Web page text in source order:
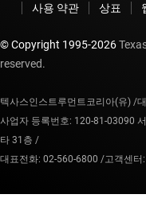
사용 약관
상표
© Copyright 1995-2026
reserved.
텍사스인스트루먼트코리아(유) /
사업자 등록번호: 120-81-03090
타 31층 /
대표전화: 02-560-6800 /고객센